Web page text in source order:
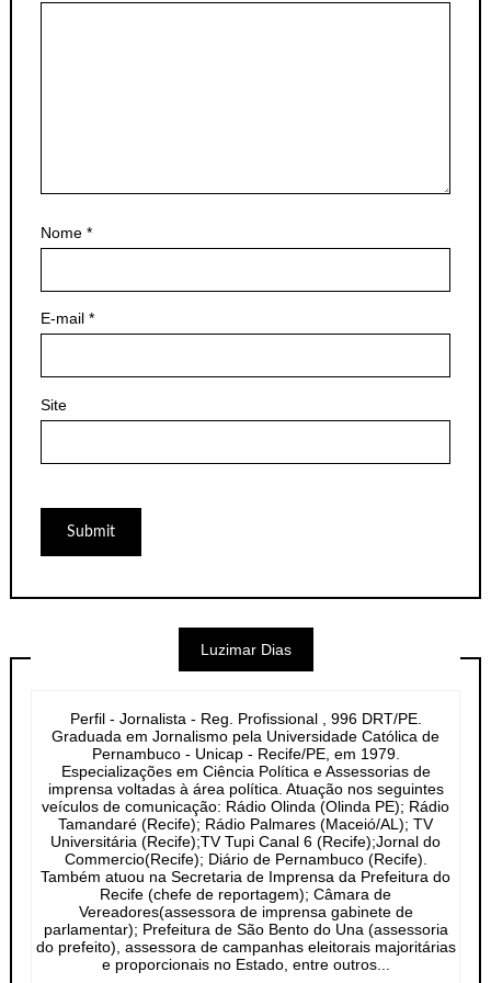
Nome *
E-mail *
Site
Luzimar Dias
Perfil - Jornalista - Reg. Profissional , 996 DRT/PE.
Graduada em Jornalismo pela Universidade Católica de
Pernambuco - Unicap - Recife/PE, em 1979.
Especializações em Ciência Política e Assessorias de
imprensa voltadas à área política. Atuação nos seguintes
veículos de comunicação: Rádio Olinda (Olinda PE); Rádio
Tamandaré (Recife); Rádio Palmares (Maceió/AL); TV
Universitária (Recife);TV Tupi Canal 6 (Recife);Jornal do
Commercio(Recife); Diário de Pernambuco (Recife).
Também atuou na Secretaria de Imprensa da Prefeitura do
Recife (chefe de reportagem); Câmara de
Vereadores(assessora de imprensa gabinete de
parlamentar); Prefeitura de São Bento do Una (assessoria
do prefeito), assessora de campanhas eleitorais majoritárias
e proporcionais no Estado, entre outros...